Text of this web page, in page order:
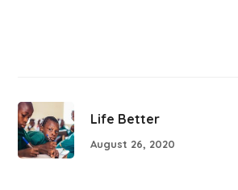
Life Better
August 26, 2020